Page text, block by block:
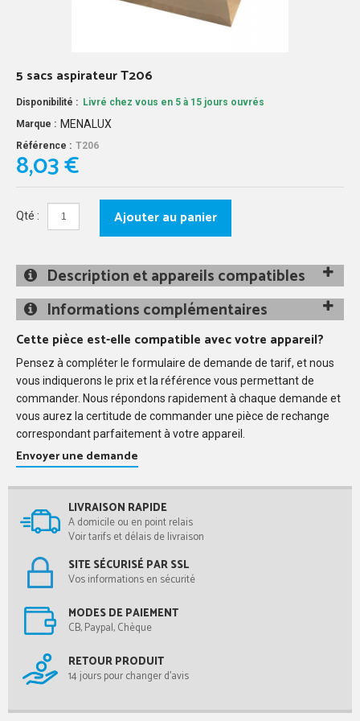
5 sacs aspirateur T206
Disponibilité :
Livré chez vous en 5 à 15 jours ouvrés
Marque : MENALUX
Référence : T206
8,03 €
Qté : Ajouter au panier
Description et appareils compatibles
Informations complémentaires
Cette pièce est-elle compatible avec votre appareil?
Pensez à compléter le formulaire de demande de tarif, et nous
vous indiquerons le prix et la référence vous permettant de
commander. Nous répondons rapidement à chaque demande et
vous aurez la certitude de commander une pièce de rechange
correspondant parfaitement à votre appareil.
Envoyer une demande
LIVRAISON RAPIDE
A domicile ou en point relais
Voir tarifs et délais de livraison
SITE SÉCURISÉ PAR SSL
Vos informations en sécurité
MODES DE PAIEMENT
CB, Paypal, Chèque
RETOUR PRODUIT
14 jours pour changer d'avis